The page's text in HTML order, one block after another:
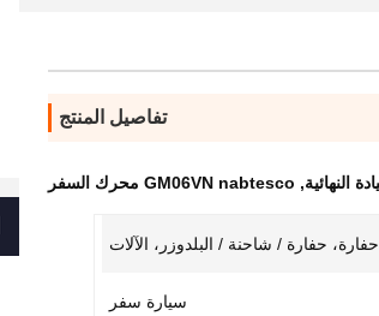
تفاصيل المنتج
, GM06VN nabtesco محرك السفر
حفارة، حفارة / شاحنة / البلدوزر، الآلات
سيارة سفر